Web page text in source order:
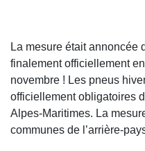
La mesure était annoncée
finalement officiellement
novembre ! Les pneus
officiellement obligatoires
Alpes-Maritimes. La
communes de l’arrière-